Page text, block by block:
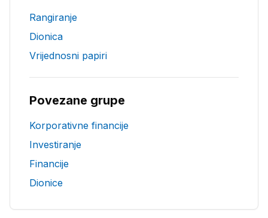
Rangiranje
Dionica
Vrijednosni papiri
Povezane grupe
Korporativne financije
Investiranje
Financije
Dionice